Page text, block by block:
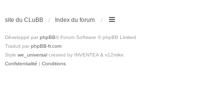
site du CLuBB Index du forum
Développé par phpBB® Forum Software © phpBB Limited
Traduit par phpBB-fr.com
Style we_universal created by INVENTEA & v12mike
Confidentialité | Conditions